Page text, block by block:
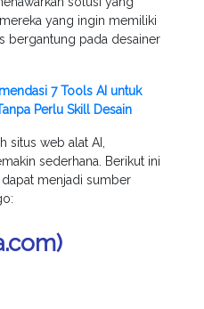
yang ingin memiliki
bergantung pada desainer
7 Tools AI untuk
Perlu Skill Desain
situs web alat AI,
sederhana. Berikut ini
menjadi sumber